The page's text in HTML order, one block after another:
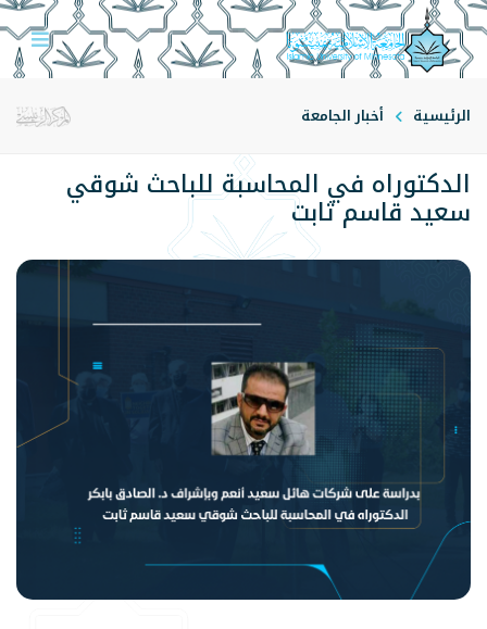
الرئيسية أخبار الجامعة
الدكتوراه في المحاسبة للباحث شوقي
سعيد قاسم ثابت